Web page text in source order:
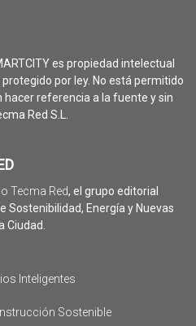
es propiedad intelectual
por ley. No está permitido
referencia a la fuente y sin
Red S.L.
Tecma Red, el grupo editorial
Sostenibilidad, Energía y Nuevas
Ciudad.
Inteligentes
Sostenible